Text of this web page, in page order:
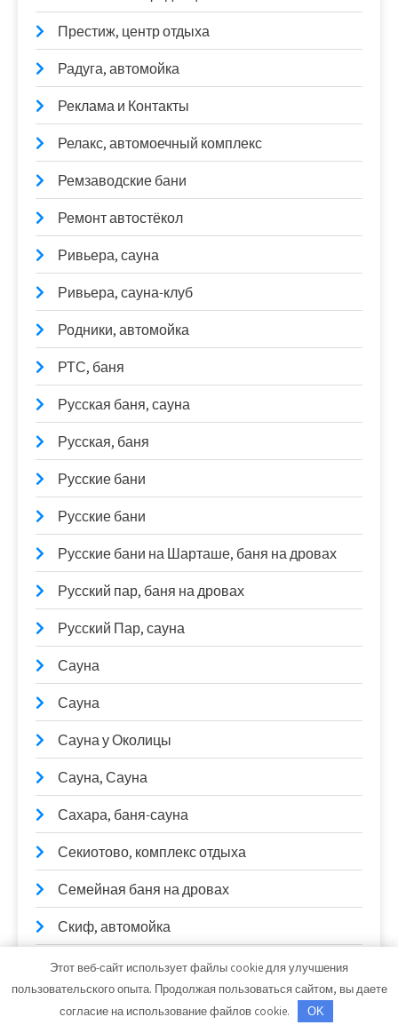
Престиж, центр отдыха
Радуга, автомойка
Реклама и Контакты
Релакс, автомоечный комплекс
Ремзаводские бани
Ремонт автостёкол
Ривьера, сауна
Ривьера, сауна-клуб
Родники, автомойка
РТС, баня
Русская баня, сауна
Русская, баня
Русские бани
Русские бани
Русские бани на Шарташе, баня на дровах
Русский пар, баня на дровах
Русский Пар, сауна
Сауна
Сауна
Сауна у Околицы
Сауна, Сауна
Сахара, баня-сауна
Секиотово, комплекс отдыха
Семейная баня на дровах
Скиф, автомойка
Сокол, оздоровительный комплекс
Сокольники, гостевой дом
Этот веб-сайт использует файлы cookie для улучшения
пользовательского опыта. Продолжая пользоваться сайтом, вы даете
согласие на использование файлов cookie.
OK